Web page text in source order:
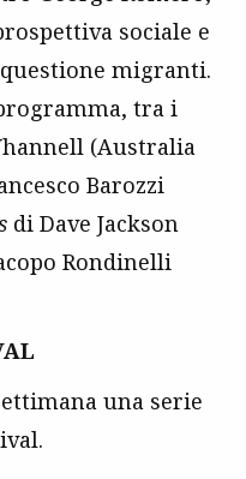
sociale e
migranti.
tra i
(Australia
Barozzi
di Dave Jackson
Rondinelli
una serie